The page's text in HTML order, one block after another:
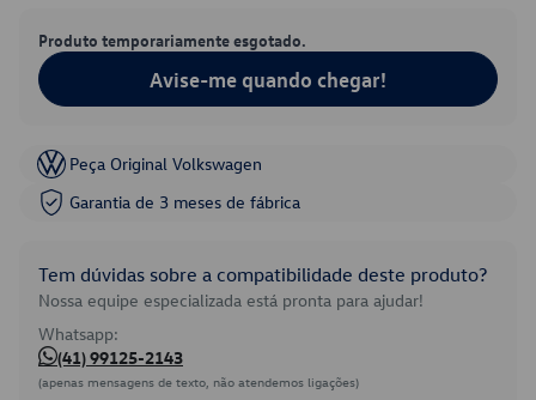
Produto temporariamente esgotado.
Avise-me quando chegar!
Peça Original Volkswagen
Garantia de 3 meses de fábrica
Tem dúvidas sobre a compatibilidade deste produto?
Nossa equipe especializada está pronta para ajudar!
Whatsapp:
(41) 99125-2143
(apenas mensagens de texto, não atendemos ligações)